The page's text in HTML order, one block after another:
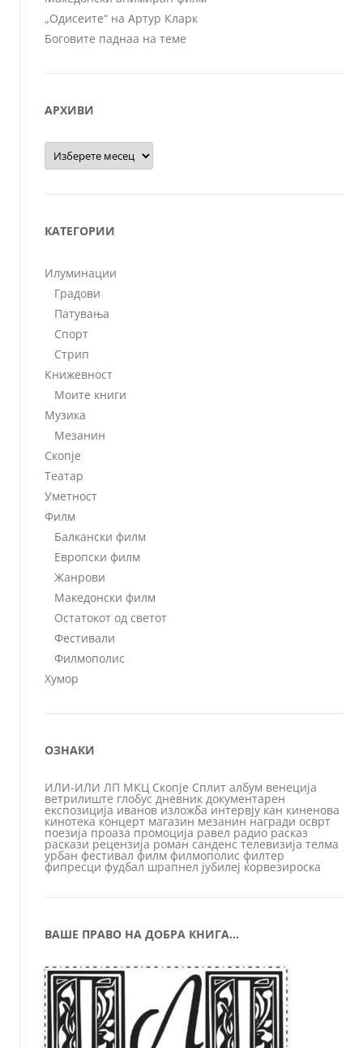
„Одисеите“ на Артур Кларк
Боговите паднаа на теме
АРХИВИ
Архиви
КАТЕГОРИИ
Илуминации
Градови
Патувања
Спорт
Стрип
Книжевност
Моите книги
Музика
Мезанин
Скопје
Театар
Уметност
Филм
Балкански филм
Европски филм
Жанрови
Македонски филм
Остатокот од светот
Фестивали
Филмополис
Хумор
ОЗНАКИ
ИЛИ-ИЛИ ЛП МКЦ Скопје Сплит албум венеција
ветрилиште глобус дневник документарен
експозиција иванов изложба интервју кан киненова
кинотека концерт магазин мезанин награди осврт
поезија проаза промоција равел радио расказ
раскази рецензија роман санденс телевизија телма
урбан фестивал филм филмополис филтер
фипресци фудбал шрапнел јубилеј ќорвезироска
ВАШЕ ПРАВО НА ДОБРА КНИГА…